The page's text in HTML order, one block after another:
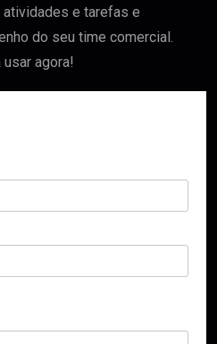
e tarefas e
do seu time comercial.
agora!